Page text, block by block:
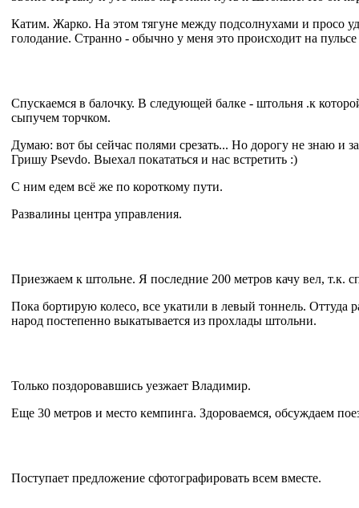
Катим. Жарко. На этом тягуне между подсолнухами и просо
голодание. Странно - обычно у меня это происходит на
Спускаемся в балочку. В следующей балке - штольня .к
сыпучем торчком.
Думаю: вот бы сейчас полями срезать... Но дорогу не знаю и
Гришу Psevdo. Выехал покататься и нас встретить :)
С ним едем всё же по короткому пути.
Развалины центра управления.
Приезжаем к штольне. Я последние 200 метров качу вел, т.к.
Пока бортирую колесо, все укатили в левый тоннель.
народ постепенно выкатывается из прохлады штольни.
Только поздоровавшись уезжает Владимир.
Еще 30 метров и место кемпинга. Здороваемся, обсуждаем
Поступает предложение сфотографировать всем вместе.